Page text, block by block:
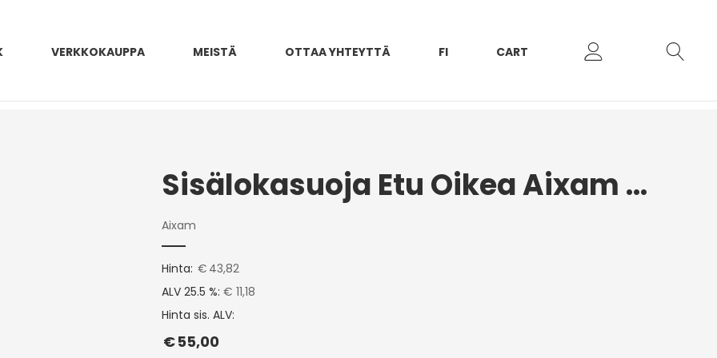
VERKKOKAUPPA MEISTÄ OTTAA YHTEYTTÄ FI CART
Sisälokasuoja Etu Oikea Aixam Emotion 2020+
Aixam
Hinta: € 43,82
ALV 25.5 %: € 11,18
Hinta sis. ALV:
€55,00